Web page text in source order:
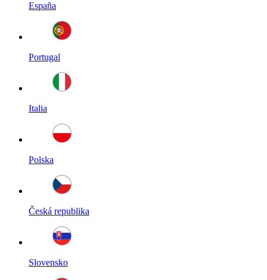
España
Portugal
Italia
Polska
Česká republika
Slovensko